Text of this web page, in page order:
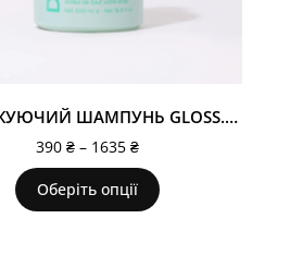
ЗВОЛОЖУЮЧИЙ ШАМПУНЬ GLOSS.ME
390 ₴ – 1635 ₴
Оберіть опції